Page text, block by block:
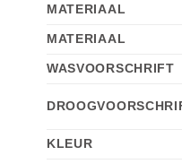
MATERIAAL
MATERIAAL
WASVOORSCHRIFT
KLEUR